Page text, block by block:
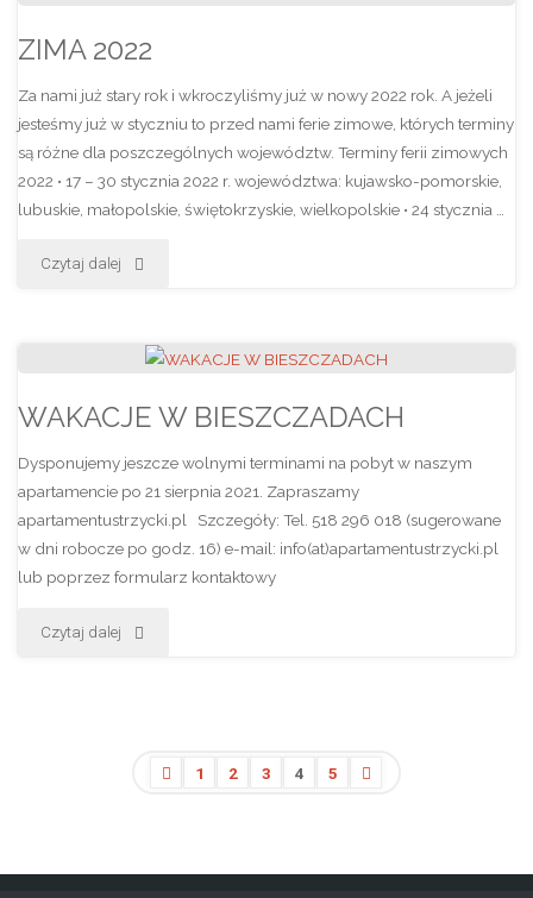
ZIMA 2022
Za nami już stary rok i wkroczyliśmy już w nowy 2022 rok. A jeżeli
jesteśmy już w styczniu to przed nami ferie zimowe, których terminy
są różne dla poszczególnych województw. Terminy ferii zimowych
2022 • 17 – 30 stycznia 2022 r. województwa: kujawsko-pomorskie,
lubuskie, małopolskie, świętokrzyskie, wielkopolskie • 24 stycznia …
Czytaj dalej "ZIMA
WAKACJE W BIESZCZADACH
Dysponujemy jeszcze wolnymi terminami na pobyt w naszym
apartamencie po 21 sierpnia 2021. Zapraszamy
apartamentustrzycki.pl Szczegóły: Tel. 518 296 018 (sugerowane
w dni robocze po godz. 16) e-mail: info(at)apartamentustrzycki.pl
lub poprzez formularz kontaktowy
Czytaj dalej "WAKACJE
wpisów
1 2 3 4 5